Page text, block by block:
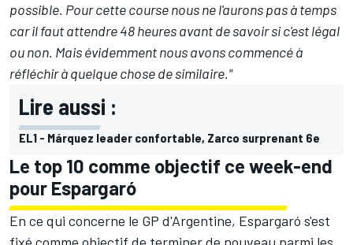
possible. Pour cette course nous ne l'aurons pas à temps
car il faut attendre 48 heures avant de savoir si c'est légal
ou non. Mais évidemment nous avons commencé à
réfléchir à quelque chose de similaire."
Lire aussi :
EL1 - Márquez leader confortable, Zarco surprenant 6e
Le top 10 comme objectif ce week-end
pour Espargaró
En ce qui concerne le GP d'Argentine, Espargaró s'est